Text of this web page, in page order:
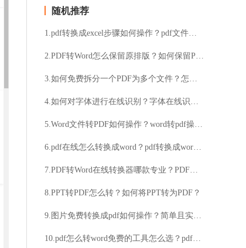
随机推荐
1.pdf转换成excel步骤如何操作？pdf文件转换为word操作步骤
2.PDF转Word怎么保留原排版？如何保留PDF转Word后的原排版？
3.如何免费拆分一个PDF为多个文件？怎样免费将一个PDF文件拆分成多个部分？
4.如何对字体进行在线识别？字体在线识别的方法
5.Word文件转PDF如何操作？word转pdf操作步骤
6.pdf在线怎么转换成word？pdf转换成word的技巧介绍
7.PDF转Word在线转换器哪款专业？PDF转换软件这款不容错过
8.PPT转PDF怎么转？如何将PPT转为PDF？
9.图片免费转换成pdf如何操作？简单且实用的转换方法分享
10.pdf怎么转word免费的工具怎么选？pdf转word怎么转？